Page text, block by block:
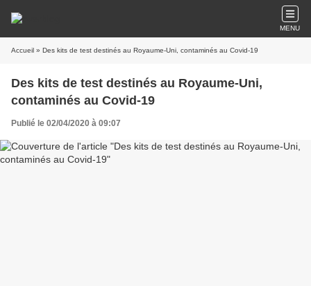
MENU
Accueil » Des kits de test destinés au Royaume-Uni, contaminés au Covid-19
Des kits de test destinés au Royaume-Uni,
contaminés au Covid-19
Publié le 02/04/2020 à 09:07